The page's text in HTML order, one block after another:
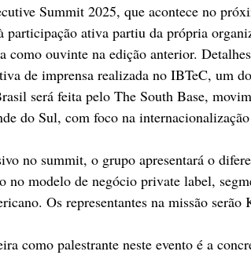
Summit 2025, que acontece no
ativa partiu da própria
como ouvinte na edição anterior.
de imprensa realizada no IBTeC, um
será feita pelo The South Base,
do Sul, com foco na
no summit, o grupo apresentará o
no modelo de negócio private label,
Os representantes na missão
como palestrante neste evento é a